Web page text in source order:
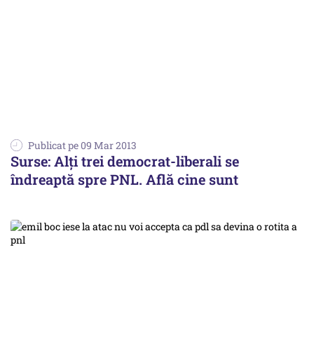
Publicat pe 09 Mar 2013
Surse: Alți trei democrat-liberali se
îndreaptă spre PNL. Află cine sunt